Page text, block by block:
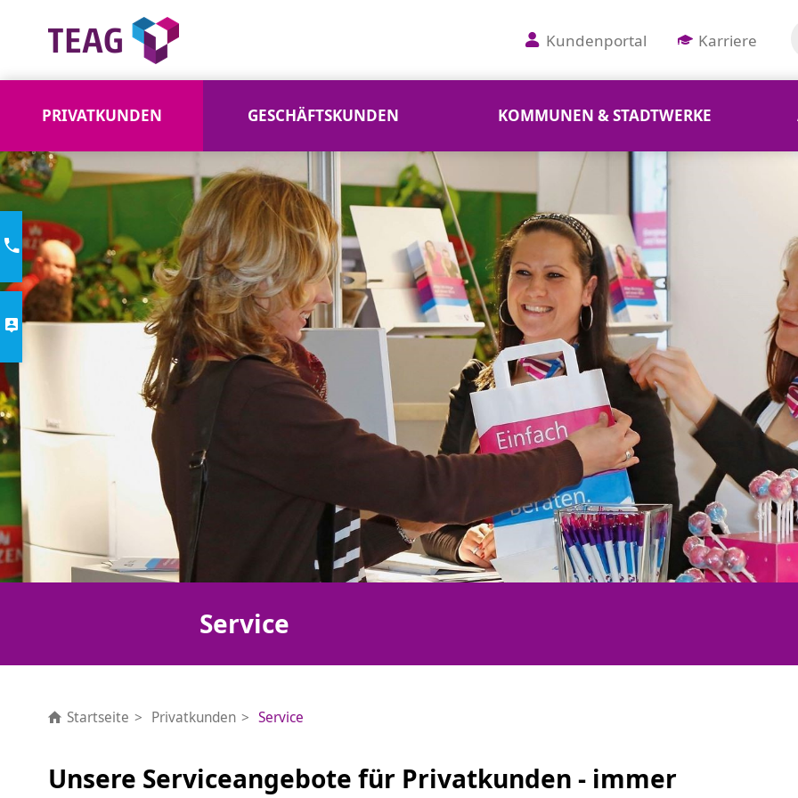
Kundenportal Karriere
PRIVATKUNDEN GESCHÄFTSKUNDEN KOMMUNEN & STADTWERKE
Service
Startseite Privatkunden Service
Unsere Serviceangebote für Privatkunden - immer